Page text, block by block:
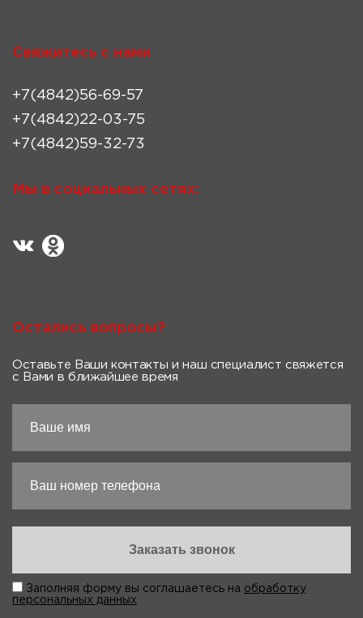
Свяжитесь с нами
+7(4842)56-69-57
+7(4842)22-03-75
+7(4842)59-32-73
Мы в социальных сетях:
Остались вопросы?
Оставьте Ваши контакты и наш специалист свяжется
с Вами в ближайшее время
Заполняя форму вы соглашаетесь на обработку
персональных данных